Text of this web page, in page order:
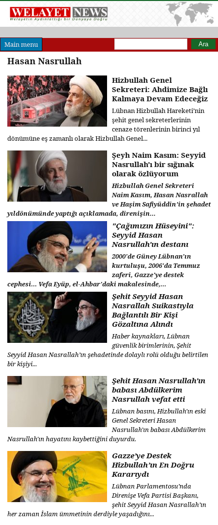
Main menu Arama formu
Ara
Hasan Nasrullah
Hizbullah Genel
Sekreteri: Ahdimize Bağlı
Kalmaya Devam Edeceğiz
Lübnan Hizbullah Hareketi’nin
şehit genel sekreterlerinin
cenaze törenlerinin birinci yıl
dönümüne eş zamanlı olarak Hizbullah Genel...
Şeyh Naim Kasım: Seyyid
Nasrullah'ı bir sığınak
olarak özlüyorum
Hizbullah Genel Sekreteri
Naim Kasım, Hasan Nasrallah
ve Haşim Safiyüddin’in şehadet
yıldönümünde yaptığı açıklamada, direnişin...
"Çağımızın Hüseyini":
Seyyid Hasan
Nasrullah'ın destanı
2000'de Güney Lübnan'ın
kurtuluşu, 2006'da Temmuz
zaferi, Gazze'ye destek
cephesi... Vefa Eyüp, el-Ahbar'daki makalesinde,...
Şehit Seyyid Hasan
Nasrallah Suikastıyla
Bağlantılı Bir Kişi
Gözaltına Alındı
Haber kaynakları, Lübnan
güvenlik birimlerinin, Şehit
Seyyid Hasan Nasrallah’ın şehadetinde dolaylı rolü olduğu belirtilen
bir kişiyi...
Şehit Hasan Nasrullah'ın
babası Abdülkerim
Nasrullah vefat etti
Lübnan basını, Hizbullah'ın eski
Genel Sekreteri Hasan
Nasrullah'ın babası Abdülkerim
Nasrullah'ın hayatını kaybettiğini duyurdu.
Gazze’ye Destek
Hizbullah’ın En Doğru
Kararıydı
Lübnan Parlamentosu’nda
Direnişe Vefa Partisi Başkanı,
şehit Seyyid Hasan Nasrallah’ın
her zaman İslam ümmetinin derdiyle yaşadığını...